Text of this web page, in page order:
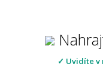
✓ Uvidíte v